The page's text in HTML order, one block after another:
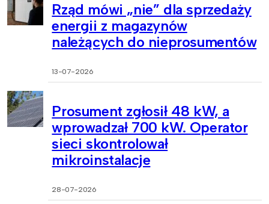
Rząd mówi „nie” dla sprzedaży
energii z magazynów
należących do nieprosumentów
13-07-2026
Prosument zgłosił 48 kW, a
wprowadzał 700 kW. Operator
sieci skontrolował
mikroinstalacje
28-07-2026